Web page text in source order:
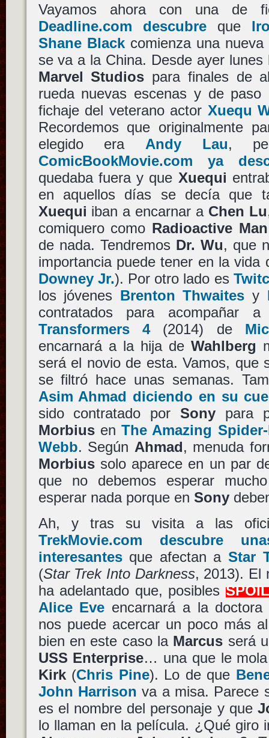
Vayamos ahora con una de
Deadline.com descubreque
Shane Blackcomienza una nueva
se va a la China. Desde ayer
Marvel Studios para finales de
rueda nuevas escenas y de paso
fichaje del veterano actor Xuequ
Recordemos que originalmente
elegido era Andy Lau,
ComicBookMovie.com ya
quedaba fuera y que Xuequi
en aquellos días se decía que
Xuequi iban a encarnar a Chen Lu
comiquero como Radioactive Man
de nada. Tendremos Dr. Wu, que
importancia puede tener en la vida
Downey Jr.). Por otro lado es
los jóvenes Brenton Thwaites y
contratados para acompañar
Transformers 4(2014) de
encarnará a la hija de Wahlberg
será el novio de esta. Vamos, que
se filtró hace unas semanas.
Asim Ahmad diciendo en su
sido contratado porSony para
MorbiusenThe Amazing
Webb. Según Ahmad, menuda
Morbiussolo aparece en un par
que no debemos esperar
esperar nada porque en Sony
Ah, y tras su visita a las
TrekMovie.com descubre
interesantesque afectan aStar
(Star Trek Into Darkness, 2013). El
ha adelantado que, posibles
Alice Eve encarnará a la
nos puede acercar un poco más
bien en este caso la Marcus será
USS Enterprise… una que le
Kirk(Chris Pine). Lo de que
John Harrison va a misa. Parece
es el nombre del personaje y que
lo llaman en la película. ¿Qué giro